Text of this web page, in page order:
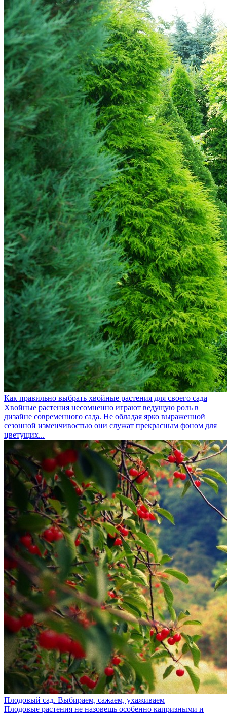
Как правильно выбрать хвойные растения для своего сада
Хвойные растения несомненно играют ведущую роль в
дизайне современного сада. Не обладая ярко выраженной
сезонной изменчивостью они служат прекрасным фоном для
цветущих...
Плодовый сад. Выбираем, сажаем, ухаживаем
Плодовые растения не назовешь особенно капризными и